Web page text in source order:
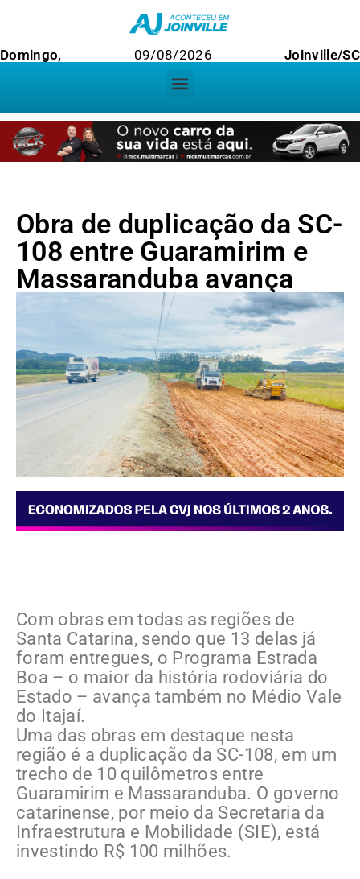
Domingo, 09/08/2026 Joinville/SC
Obra de duplicação da SC-
108 entre Guaramirim e
Massaranduba avança
Com obras em todas as regiões de
Santa Catarina, sendo que 13 delas já
foram entregues, o Programa Estrada
Boa – o maior da história rodoviária do
Estado – avança também no Médio Vale
do Itajaí.
Uma das obras em destaque nesta
região é a duplicação da SC-108, em um
trecho de 10 quilômetros entre
Guaramirim e Massaranduba. O governo
catarinense, por meio da Secretaria da
Infraestrutura e Mobilidade (SIE), está
investindo R$ 100 milhões.